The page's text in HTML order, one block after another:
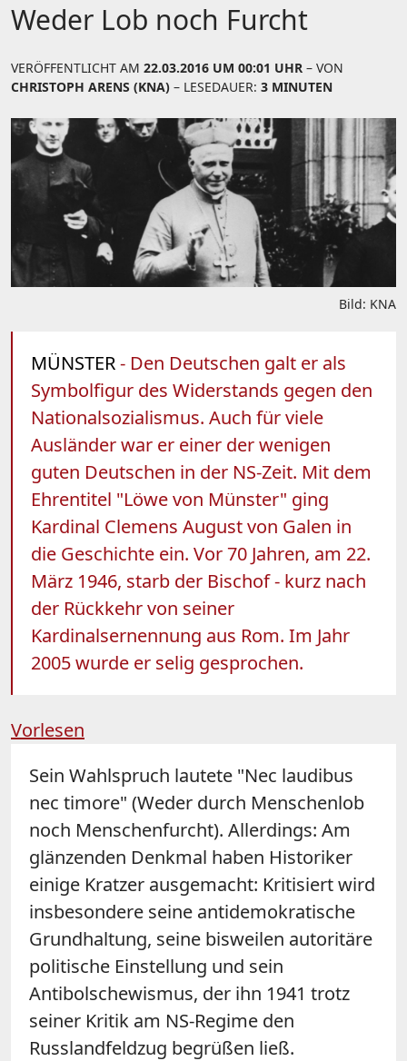
Weder Lob noch Furcht
VERÖFFENTLICHT AM 22.03.2016 UM 00:01 UHR – VON
CHRISTOPH ARENS (KNA) – LESEDAUER: 3 MINUTEN
Bild: KNA
MÜNSTER- Den Deutschen galt er als
Symbolfigur des Widerstands gegen den
Nationalsozialismus. Auch für viele
Ausländer war er einer der wenigen
guten Deutschen in der NS-Zeit. Mit dem
Ehrentitel "Löwe von Münster" ging
Kardinal Clemens August von Galen in
die Geschichte ein. Vor 70 Jahren, am 22.
März 1946, starb der Bischof - kurz nach
der Rückkehr von seiner
Kardinalsernennung aus Rom. Im Jahr
2005 wurde er selig gesprochen.
Vorlesen
Sein Wahlspruch lautete "Nec laudibus
nec timore" (Weder durch Menschenlob
noch Menschenfurcht). Allerdings: Am
glänzenden Denkmal haben Historiker
einige Kratzer ausgemacht: Kritisiert wird
insbesondere seine antidemokratische
Grundhaltung, seine bisweilen autoritäre
politische Einstellung und sein
Antibolschewismus, der ihn 1941 trotz
seiner Kritik am NS-Regime den
Russlandfeldzug begrüßen ließ.